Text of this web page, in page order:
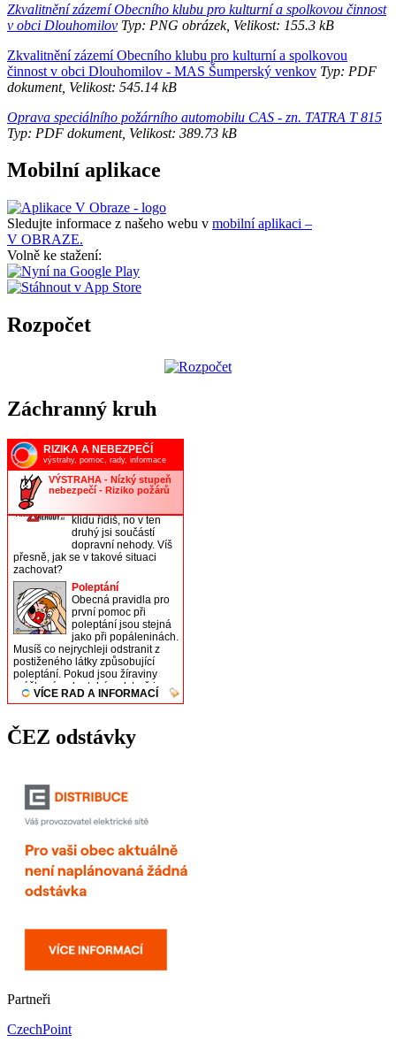
Zkvalitnění zázemí Obecního klubu pro kulturní a spolkovou činnost
v obci Dlouhomilov Typ: PNG obrázek, Velikost: 155.3 kB
Zkvalitnění zázemí Obecního klubu pro kulturní a spolkovou
činnost v obci Dlouhomilov - MAS Šumperský venkov Typ: PDF
dokument, Velikost: 545.14 kB
Oprava speciálního požárního automobilu CAS - zn. TATRA T 815
Typ: PDF dokument, Velikost: 389.73 kB
Mobilní aplikace
Sledujte informace z našeho webu v mobilní aplikaci –
V OBRAZE.
Volně ke stažení:
Rozpočet
Záchranný kruh
ČEZ odstávky
Partneři
CzechPoint